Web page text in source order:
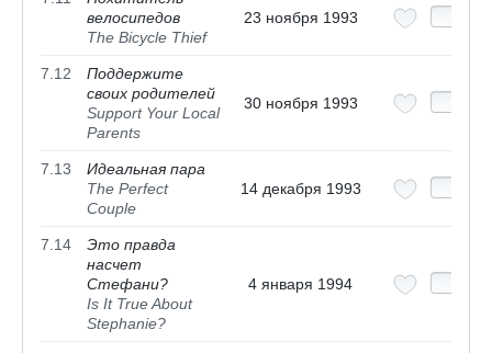
велосипедов
The Bicycle Thief
23 ноября 1993
7.12
Поддержите
своих родителей
Support Your Local
Parents
30 ноября 1993
7.13
Идеальная пара
The Perfect
Couple
14 декабря 1993
7.14
Это правда
насчет
Стефани?
Is It True About
Stephanie?
4 января 1994